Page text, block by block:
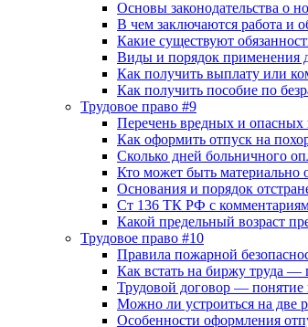
Основы законодательства о
В чем заключаются работа и
Какие существуют
Виды и порядок
Как получить выплату или
Как получить пособие по
Трудовое право #9
Перечень вредных и
Как оформить отпуск на
Сколько дней больничного
Кто может быть
Основания и порядок
Ст 136 ТК РФ с
Какой предельный возраст
Трудовое право #10
Правила пожарной
Как встать на биржу труда —
Трудовой договор — понятие
Можно ли устроиться на две
Особенности оформления